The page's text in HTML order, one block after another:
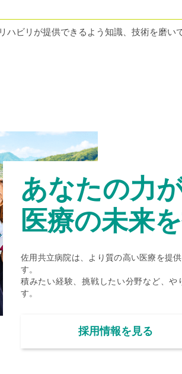
ビリが提供できるよう知識、技術を磨い
あなたの力
医療の未来
佐用共立病院は、より質の高い医療を提
す。
積みたい経験、挑戦したい分野など、
す。
採用情報を見る